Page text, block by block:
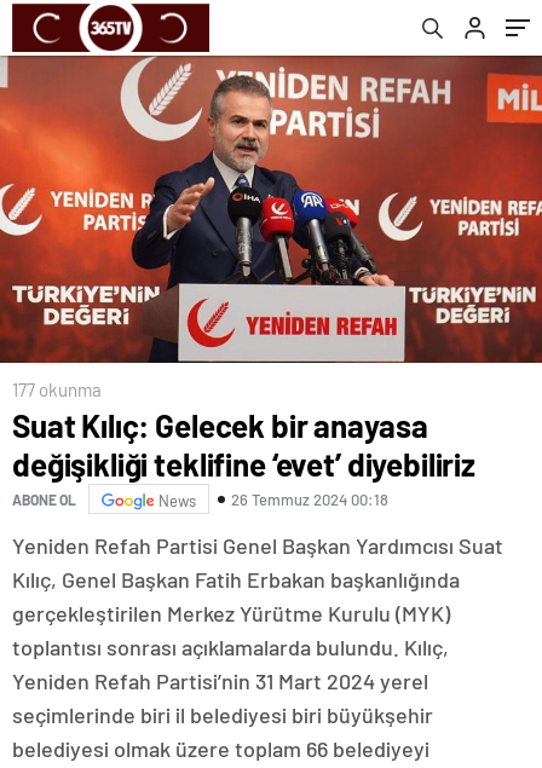
177 okunma
Suat Kılıç: Gelecek bir anayasa
değişikliği teklifine ‘evet’ diyebiliriz
ABONE OL News 26 Temmuz 2024 00:18
Yeniden Refah Partisi Genel Başkan Yardımcısı Suat
Kılıç, Genel Başkan Fatih Erbakan başkanlığında
gerçekleştirilen Merkez Yürütme Kurulu (MYK)
toplantısı sonrası açıklamalarda bulundu. Kılıç,
Yeniden Refah Partisi’nin 31 Mart 2024 yerel
seçimlerinde biri il belediyesi biri büyükşehir
belediyesi olmak üzere toplam 66 belediyeyi